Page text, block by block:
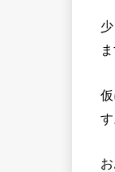
す